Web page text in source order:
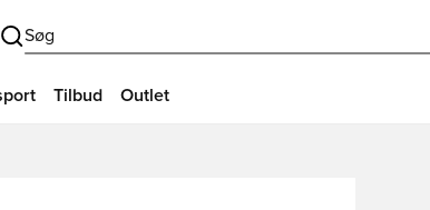
Søg
Tilbud Outlet